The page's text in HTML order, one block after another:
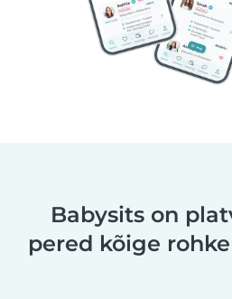
Babysits on
pered kõige